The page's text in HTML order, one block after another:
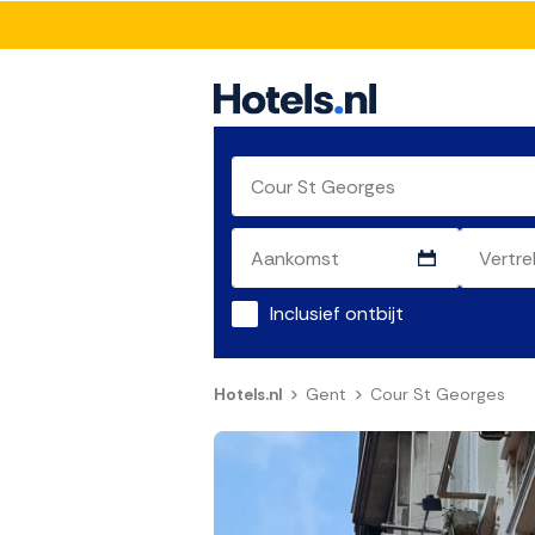
Inclusief ontbijt
Hotels.nl Gent Cour St Georges